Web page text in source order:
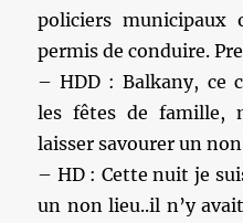
policiers
permis de conduire.
– HDD : Balkany, ce
les fêtes de famille,
laisser savourer un
– HD : Cette nuit je
un non lieu..il n’y